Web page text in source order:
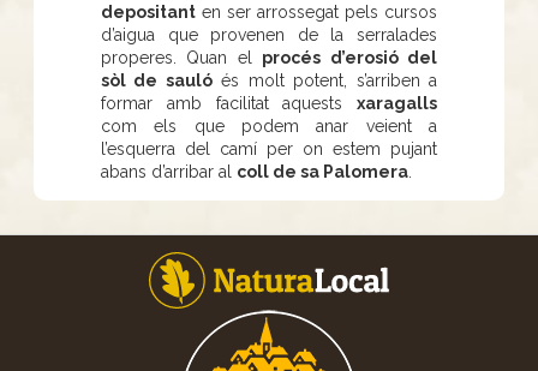
depositant en ser arrossegat pels cursos
d’aigua que provenen de la serralades
properes. Quan el procés d’erosió del
sòl de saulóés molt potent, s’arriben a
formar amb facilitat aquests xaragalls
com els que podem anar veient a
l’esquerra del camí per on estem pujant
abans d’arribar al coll de sa Palomera